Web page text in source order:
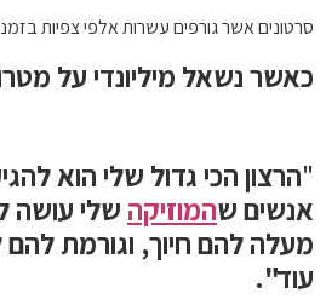
סרטונים אשר גורפים עשרות אלפי צפיות
כאשר נשאל מיליונדי על
"הרצון הכי גדול שלי הוא
אנשים שהמוזיקה שלי עושה
מעלה להם חיוך, וגורמת
עוד".